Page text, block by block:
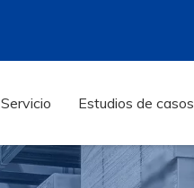
Servicio Estudios de casos